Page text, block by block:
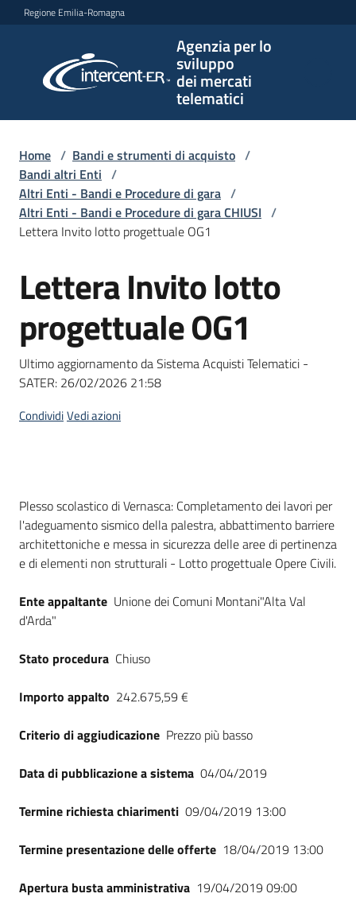
Vai al contenuto
Vai alla navigazione
Vai al footer
Regione Emilia-Romagna
Agenzia per lo
sviluppo
dei mercati
telematici
per lo
sviluppo
telematici
L'Agenzia
Bandi
strumenti
di
acquisto
telematiche
site
su
Home / Bandi e strumenti di acquisto /
Bandi altri Enti /
Altri Enti - Bandi e Procedure di gara /
Altri Enti - Bandi e Procedure di gara CHIUSI /
Lettera Invito lotto progettuale OG1
Salta al contenuto
Lettera Invito lotto
progettuale OG1
Ultimo aggiornamento da Sistema Acquisti Telematici -
SATER: 26/02/2026 21:58
CondividiVedi azioni
Dati del bando
Plesso scolastico di Vernasca: Completamento dei lavori per
l'adeguamento sismico della palestra, abbattimento barriere
architettoniche e messa in sicurezza delle aree di pertinenza
e di elementi non strutturali - Lotto progettuale Opere Civili.
Ente appaltante Unione dei Comuni Montani"Alta Val
d'Arda"
Stato procedura Chiuso
Importo appalto 242.675,59 €
Criterio di aggiudicazione Prezzo più basso
Data di pubblicazione a sistema 04/04/2019
Termine richiesta chiarimenti 09/04/2019 13:00
Termine presentazione delle offerte 18/04/2019 13:00
Apertura busta amministrativa 19/04/2019 09:00